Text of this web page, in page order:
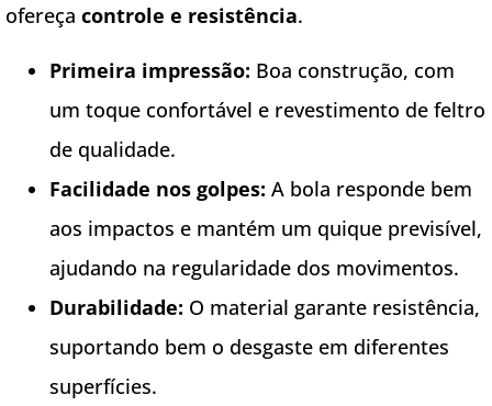
ofereça controle e resistência.
Primeira impressão: Boa construção, com
um toque confortável e revestimento de feltro
de qualidade.
Facilidade nos golpes: A bola responde bem
aos impactos e mantém um quique previsível,
ajudando na regularidade dos movimentos.
Durabilidade: O material garante resistência,
suportando bem o desgaste em diferentes
superfícies.